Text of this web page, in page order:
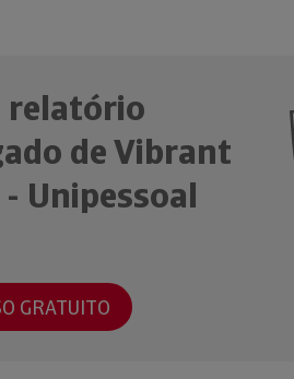
relatório
de Vibrant
Unipessoal
GRATUITO